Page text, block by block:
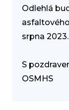
Odlehlá
srpna 2023.
S
OSMHS